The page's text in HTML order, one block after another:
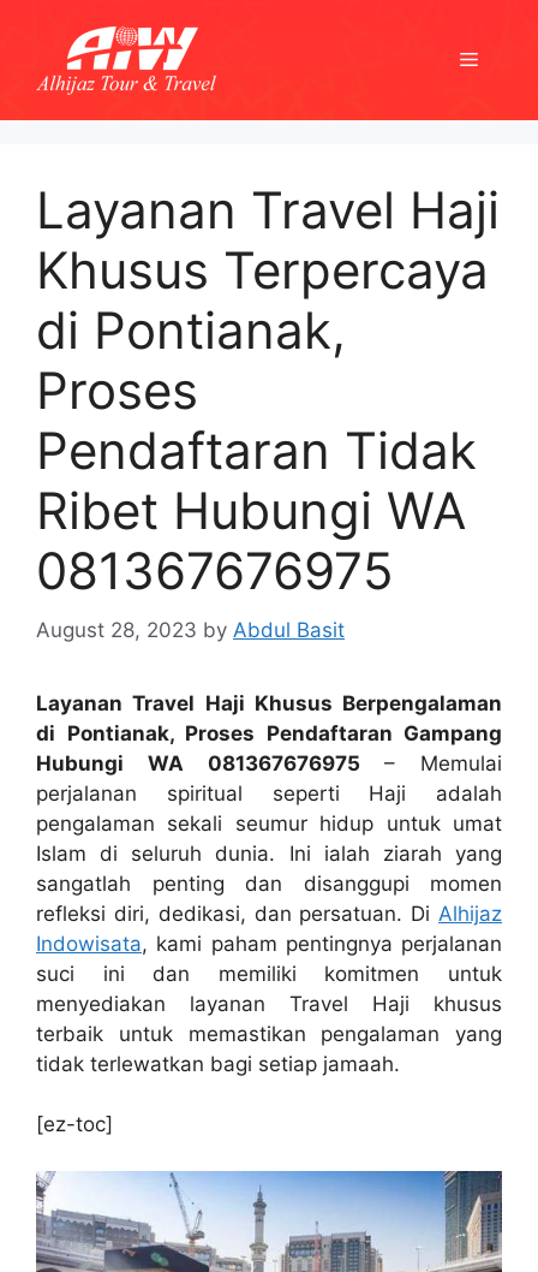
content
Menu
Layanan Travel Haji
Khusus Terpercaya
di Pontianak,
Proses
Pendaftaran Tidak
Ribet Hubungi WA
081367676975
August 28, 2023 by Abdul Basit
Layanan Travel Haji Khusus Berpengalaman
di Pontianak, Proses Pendaftaran Gampang
Hubungi WA 081367676975 – Memulai
perjalanan spiritual seperti Haji adalah
pengalaman sekali seumur hidup untuk umat
Islam di seluruh dunia. Ini ialah ziarah yang
sangatlah penting dan disanggupi momen
refleksi diri, dedikasi, dan persatuan. Di Alhijaz
Indowisata, kami paham pentingnya perjalanan
suci ini dan memiliki komitmen untuk
menyediakan layanan Travel Haji khusus
terbaik untuk memastikan pengalaman yang
tidak terlewatkan bagi setiap jamaah.
[ez-toc]